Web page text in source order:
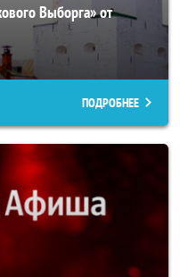
Выборга» от
ПОДРОБНЕЕ